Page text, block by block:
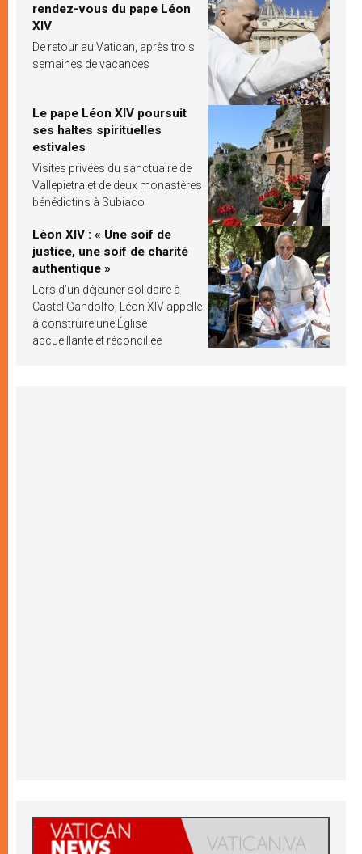
rendez-vous du pape Léon
XIV
De retour au Vatican, après trois
semaines de vacances
Le pape Léon XIV poursuit
ses haltes spirituelles
estivales
Visites privées du sanctuaire de
Vallepietra et de deux monastères
bénédictins à Subiaco
Léon XIV : « Une soif de
justice, une soif de charité
authentique »
Lors d’un déjeuner solidaire à
Castel Gandolfo, Léon XIV appelle
à construire une Église
accueillante et réconciliée